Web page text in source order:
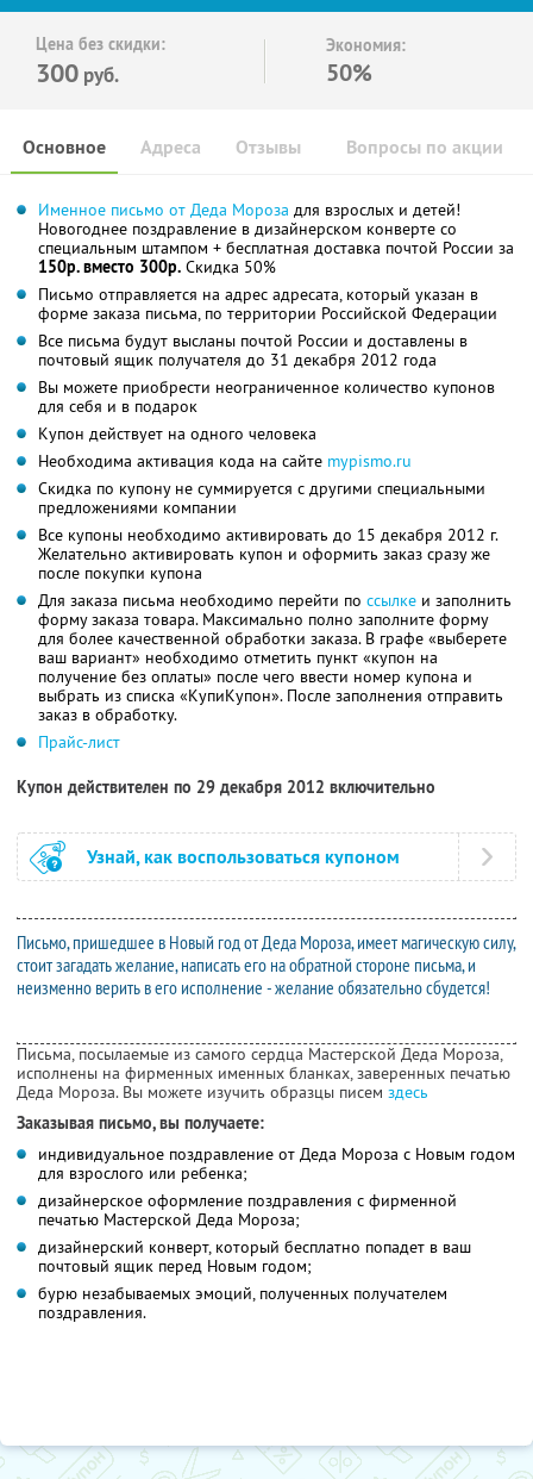
Цена без скидки:
300 руб.
Экономия:
50%
Основное Отзывы Вопросы по акции
Адреса
Именное письмо от Деда Мороза для взрослых и детей!
Новогоднее поздравление в дизайнерском конверте со
специальным штампом + бесплатная доставка почтой России за
150р. вместо 300р. Скидка 50%
Письмо отправляется на адрес адресата, который указан в
форме заказа письма, по территории Российской Федерации
Все письма будут высланы почтой России и доставлены в
почтовый ящик получателя до 31 декабря 2012 года
Вы можете приобрести неограниченное количество купонов
для себя и в подарок
Купон действует на одного человека
Необходима активация кода на сайте mypismo.ru
Скидка по купону не суммируется с другими специальными
предложениями компании
Все купоны необходимо активировать до 15 декабря 2012 г.
Желательно активировать купон и оформить заказ сразу же
после покупки купона
Для заказа письма необходимо перейти по ссылке и заполнить
форму заказа товара. Максимально полно заполните форму
для более качественной обработки заказа. В графе «выберете
ваш вариант» необходимо отметить пункт «купон на
получение без оплаты» после чего ввести номер купона и
выбрать из списка «КупиКупон». После заполнения отправить
заказ в обработку.
Прайс-лист
Купон действителен по 29 декабря 2012 включительно
Узнай, как воспользоваться купоном
Письмо, пришедшее в Новый год от Деда Мороза, имеет магическую силу,
стоит загадать желание, написать его на обратной стороне письма, и
неизменно верить в его исполнение - желание обязательно сбудется!
Письма, посылаемые из самого сердца Мастерской Деда Мороза,
исполнены на фирменных именных бланках, заверенных печатью
Деда Мороза. Вы можете изучить образцы писем здесь
Заказывая письмо, вы получаете:
индивидуальное поздравление от Деда Мороза с Новым годом
для взрослого или ребенка;
дизайнерское оформление поздравления с фирменной
печатью Мастерской Деда Мороза;
дизайнерский конверт, который бесплатно попадет в ваш
почтовый ящик перед Новым годом;
бурю незабываемых эмоций, полученных получателем
поздравления.